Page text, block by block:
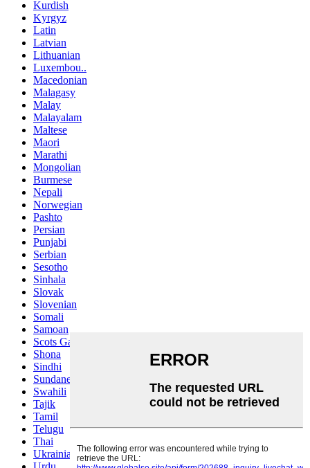
Kurdish
Kyrgyz
Latin
Latvian
Lithuanian
Luxembou..
Macedonian
Malagasy
Malay
Malayalam
Maltese
Maori
Marathi
Mongolian
Burmese
Nepali
Norwegian
Pashto
Persian
Punjabi
Serbian
Sesotho
Sinhala
Slovak
Slovenian
Somali
Samoan
Scots Gaelic
Shona
Sindhi
Sundanese
Swahili
Tajik
Tamil
Telugu
Thai
Ukrainian